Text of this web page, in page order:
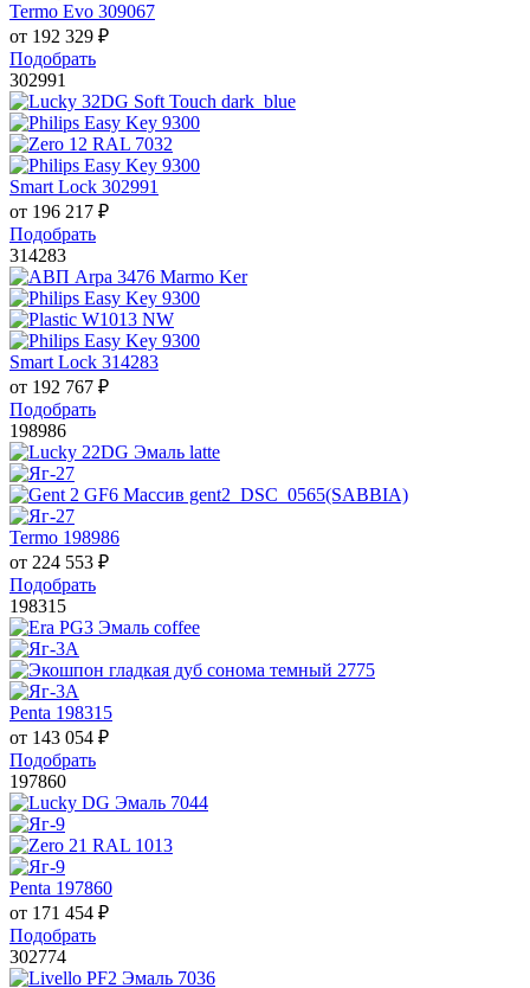
Termo Evo 309067
от 192 329 ₽
Подобрать
302991
Smart Lock 302991
от 196 217 ₽
Подобрать
314283
Smart Lock 314283
от 192 767 ₽
Подобрать
198986
Termo 198986
от 224 553 ₽
Подобрать
198315
Penta 198315
от 143 054 ₽
Подобрать
197860
Penta 197860
от 171 454 ₽
Подобрать
302774